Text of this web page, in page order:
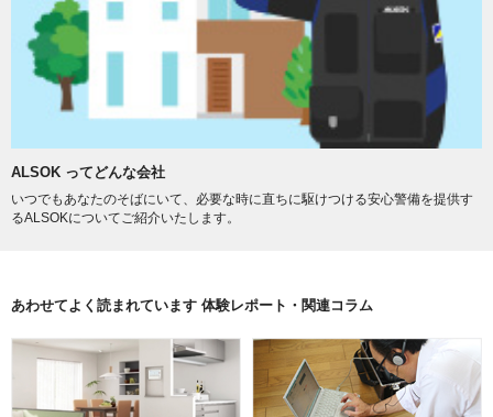
ALSOK ってどんな会社
いつでもあなたのそばにいて、必要な時に直ちに駆けつける安心警備を提供す
るALSOKについてご紹介いたします。
あわせてよく読まれています 体験レポート・関連コラム